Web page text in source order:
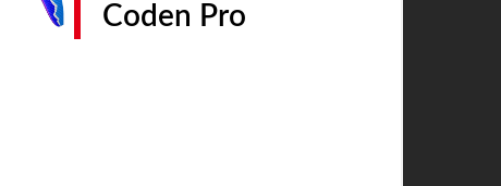
Coden Pro